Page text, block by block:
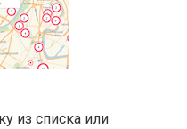
из списка или